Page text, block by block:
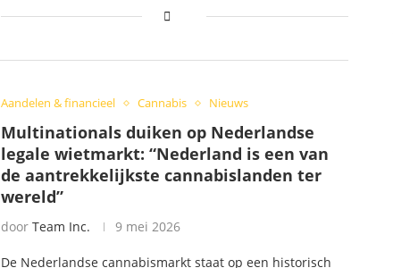
Aandelen & financieel Cannabis Nieuws
Multinationals duiken op Nederlandse
legale wietmarkt: “Nederland is een van
de aantrekkelijkste cannabislanden ter
wereld”
door Team Inc. 9 mei 2026
De Nederlandse cannabismarkt staat op een historisch